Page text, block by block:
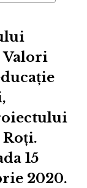
Valori
Roți.
15
2020.